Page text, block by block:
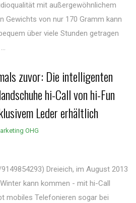
mit außergewöhnlichem
Gewichts von nur 170 Gramm kann
über viele Stunden getragen
zuvor: Die intelligenten
hi-Call von hi-Fun
Leder erhältlich
OHG
Dreieich, im August 2013
kann kommen - mit hi-Call
mobiles Telefonieren sogar bei